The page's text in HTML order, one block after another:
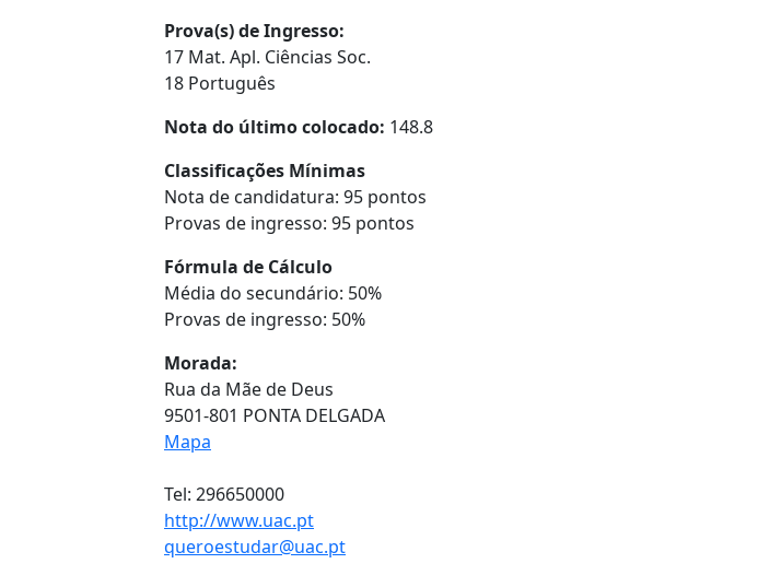
Prova(s) de Ingresso:
17 Mat. Apl. Ciências Soc.
18 Português
Nota do último colocado: 148.8
Classificações Mínimas
Nota de candidatura: 95 pontos
Provas de ingresso: 95 pontos
Fórmula de Cálculo
Média do secundário: 50%
Provas de ingresso: 50%
Morada:
Rua da Mãe de Deus
9501-801 PONTA DELGADA
Mapa
Tel: 296650000
http://www.uac.pt
queroestudar@uac.pt